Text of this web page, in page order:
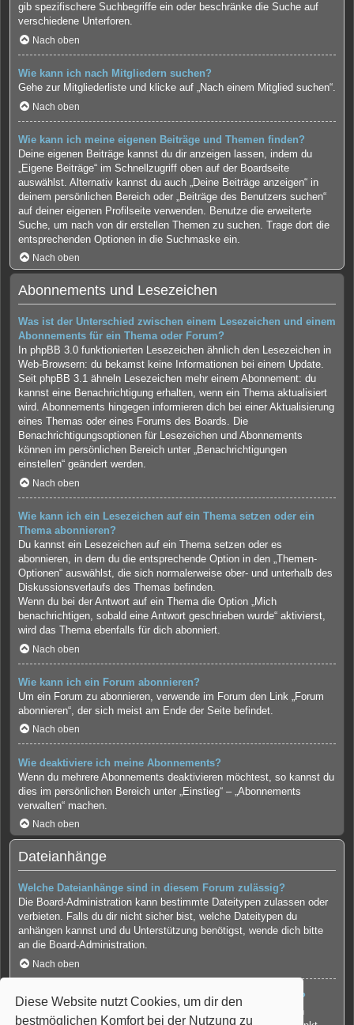
Diese Website nutzt Cookies, um dir den
bestmöglichen Komfort bei der Nutzung zu
gib spezifischere Suchbegriffe ein oder beschränke die Suche auf
verschiedene Unterforen.
Nach oben
Wie kann ich nach Mitgliedern suchen?
Gehe zur Mitgliederliste und klicke auf „Nach einem Mitglied suchen“.
Nach oben
Wie kann ich meine eigenen Beiträge und Themen finden?
Deine eigenen Beiträge kannst du dir anzeigen lassen, indem du
„Eigene Beiträge“ im Schnellzugriff oben auf der Boardseite
auswählst. Alternativ kannst du auch „Deine Beiträge anzeigen“ in
deinem persönlichen Bereich oder „Beiträge des Benutzers suchen“
auf deiner eigenen Profilseite verwenden. Benutze die erweiterte
Suche, um nach von dir erstellen Themen zu suchen. Trage dort die
entsprechenden Optionen in die Suchmaske ein.
Nach oben
Abonnements und Lesezeichen
Was ist der Unterschied zwischen einem Lesezeichen und einem
Abonnements für ein Thema oder Forum?
In phpBB 3.0 funktionierten Lesezeichen ähnlich den Lesezeichen in
Web-Browsern: du bekamst keine Informationen bei einem Update.
Seit phpBB 3.1 ähneln Lesezeichen mehr einem Abonnement: du
kannst eine Benachrichtigung erhalten, wenn ein Thema aktualisiert
wird. Abonnements hingegen informieren dich bei einer Aktualisierung
eines Themas oder eines Forums des Boards. Die
Benachrichtigungsoptionen für Lesezeichen und Abonnements
können im persönlichen Bereich unter „Benachrichtigungen
einstellen“ geändert werden.
Nach oben
Wie kann ich ein Lesezeichen auf ein Thema setzen oder ein
Thema abonnieren?
Du kannst ein Lesezeichen auf ein Thema setzen oder es
abonnieren, in dem du die entsprechende Option in den „Themen-
Optionen“ auswählst, die sich normalerweise ober- und unterhalb des
Diskussionsverlaufs des Themas befinden.
Wenn du bei der Antwort auf ein Thema die Option „Mich
benachrichtigen, sobald eine Antwort geschrieben wurde“ aktivierst,
wird das Thema ebenfalls für dich abonniert.
Nach oben
Wie kann ich ein Forum abonnieren?
Um ein Forum zu abonnieren, verwende im Forum den Link „Forum
abonnieren“, der sich meist am Ende der Seite befindet.
Nach oben
Wie deaktiviere ich meine Abonnements?
Wenn du mehrere Abonnements deaktivieren möchtest, so kannst du
dies im persönlichen Bereich unter „Einstieg“ – „Abonnements
verwalten“ machen.
Nach oben
Dateianhänge
Welche Dateianhänge sind in diesem Forum zulässig?
Die Board-Administration kann bestimmte Dateitypen zulassen oder
verbieten. Falls du dir nicht sicher bist, welche Dateitypen du
anhängen kannst und du Unterstützung benötigst, wende dich bitte
an die Board-Administration.
Nach oben
Kann ich eine Übersicht all meiner Dateianhänge erhalten?
Um eine Liste all deiner Dateianhänge zu erhalten, gehe in den